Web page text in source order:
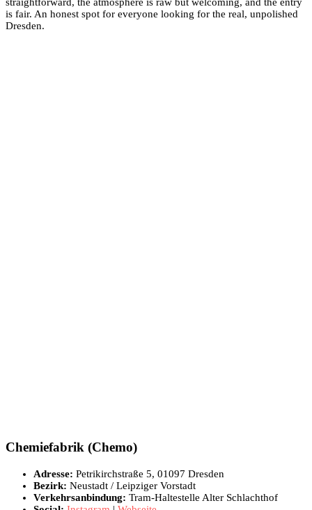
is fair. An honest spot for everyone looking for the real, unpolished
Dresden.
Chemiefabrik (Chemo)
Adresse: Petrikirchstraße 5, 01097 Dresden
Bezirk: Neustadt / Leipziger Vorstadt
Verkehrsanbindung: Tram-Haltestelle Alter Schlachthof